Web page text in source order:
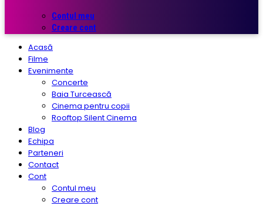
Contul meu
Creare cont
Acasă
Filme
Evenimente
Concerte
Baia Turcească
Cinema pentru copii
Rooftop Silent Cinema
Blog
Echipa
Parteneri
Contact
Cont
Contul meu
Creare cont